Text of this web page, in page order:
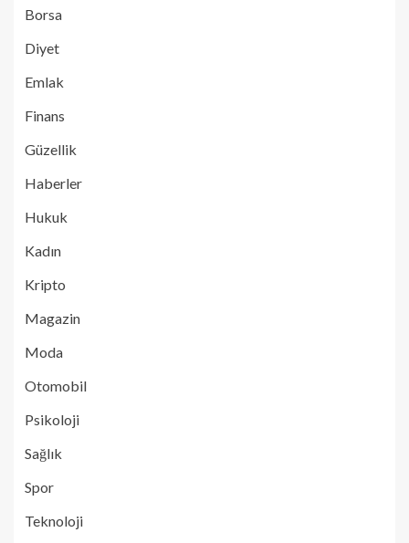
Borsa
Diyet
Emlak
Finans
Güzellik
Haberler
Hukuk
Kadın
Kripto
Magazin
Moda
Otomobil
Psikoloji
Sağlık
Spor
Teknoloji